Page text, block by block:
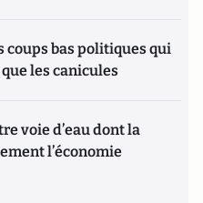
coups bas politiques qui
les canicules
voie d’eau dont la
l’économie